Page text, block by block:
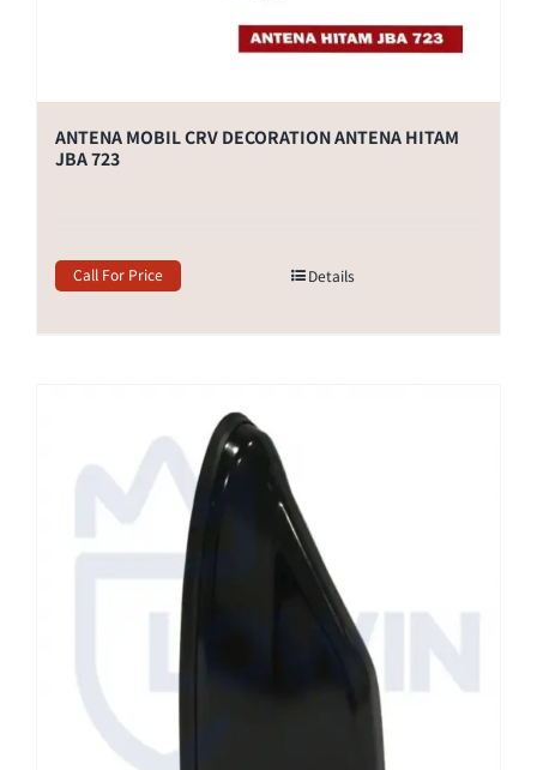
ANTENA MOBIL CRV DECORATION ANTENA HITAM
JBA 723
Call For Price Details